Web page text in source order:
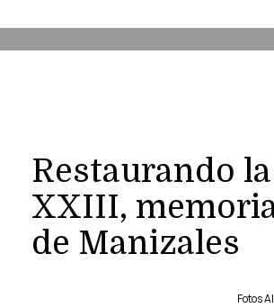
Restaurando
XXIII,
de Manizales
Fotos